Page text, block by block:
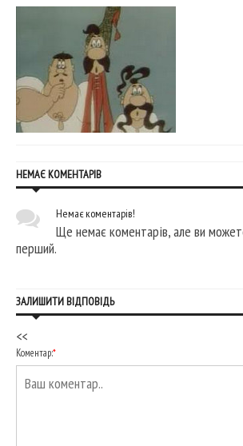
НЕМАЄ КОМЕНТАРІВ
Немає коментарів!
Ще немає коментарів, але ви
перший.
ЗАЛИШИТИ ВІДПОВІДЬ
<<
Коментар:*